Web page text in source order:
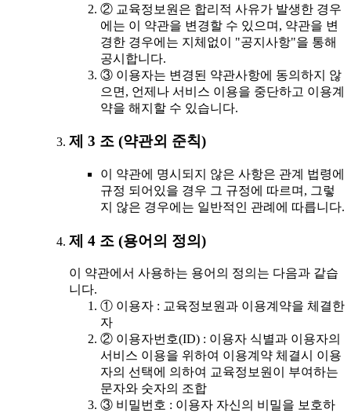
② 교육정보원은 합리적 사유가 발생한 경우
에는 이 약관을 변경할 수 있으며, 약관을 변
경한 경우에는 지체없이 "공지사항"을 통해
공시합니다.
③ 이용자는 변경된 약관사항에 동의하지 않
으면, 언제나 서비스 이용을 중단하고 이용계
약을 해지할 수 있습니다.
제 3 조 (약관외 준칙)
이 약관에 명시되지 않은 사항은 관계 법령에
규정 되어있을 경우 그 규정에 따르며, 그렇
지 않은 경우에는 일반적인 관례에 따릅니다.
제 4 조 (용어의 정의)
이 약관에서 사용하는 용어의 정의는 다음과 같습
니다.
① 이용자 : 교육정보원과 이용계약을 체결한
자
② 이용자번호(ID) : 이용자 식별과 이용자의
서비스 이용을 위하여 이용계약 체결시 이용
자의 선택에 의하여 교육정보원이 부여하는
문자와 숫자의 조합
③ 비밀번호 : 이용자 자신의 비밀을 보호하